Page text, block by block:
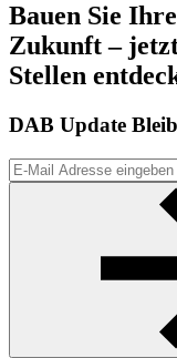
Bauen Sie Ihre
Zukunft –
Stellen
DAB Update